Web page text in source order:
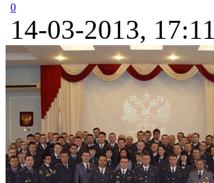
0
14-03-2013, 17:11